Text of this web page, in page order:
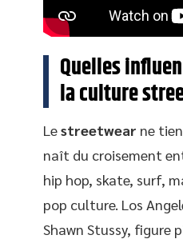
Quelles
la culture
Lestreetwear ne
naît du croisement
hip hop, skate, surf,
pop culture. Los
Shawn Stussy, figure